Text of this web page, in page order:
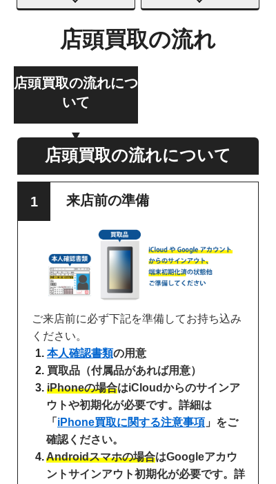
店頭買取の流れ
店頭買取の流れにつ
いて
店頭買取の流れについて
来店前の準備
ご来店前に必ず下記を準備してお持ち込み
ください。
本人確認書類の用意
買取品（付属品があれば用意）
iPhoneの場合はiCloudからのサインア
ウトや初期化が必要です。詳細は
「 iPhone買取に関する注意事項 」をご
確認ください。
Androidスマホの場合はGoogleアカウ
ントサインアウト初期化が必要です。詳